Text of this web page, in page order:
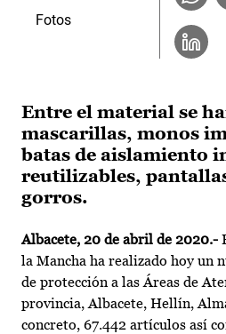
Entre el material se
mascarillas, monos
batas de aislamiento
reutilizables,
gorros.
Albacete, 20 de abril de 2020.-
la Mancha ha realizado hoy un
de protección a las Áreas de
provincia, Albacete, Hellín,
concreto, 67.442 artículos así
Fotos